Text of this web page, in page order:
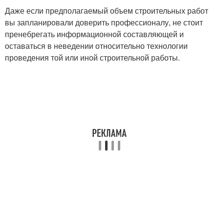
Даже если предполагаемый объем строительных работ
вы запланировали доверить профессионалу, не стоит
пренебрегать информационной составляющей и
оставаться в неведении относительно технологии
проведения той или иной строительной работы.